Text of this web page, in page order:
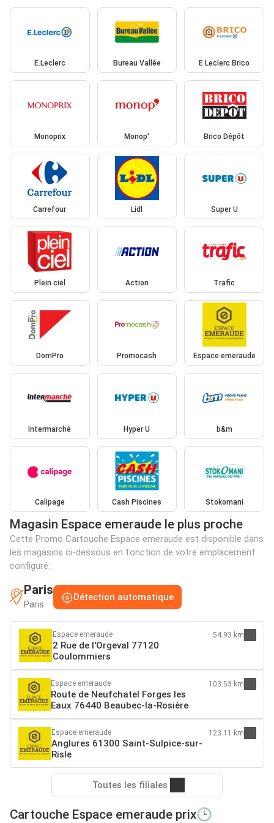
E.Leclerc Bureau Vallée E.Leclerc Brico
Monoprix Monop' Brico Dépôt
Carrefour Lidl Super U
Plein ciel Action Trafic
DomPro Promocash Espace emeraude
Intermarché Hyper U b&m
Calipage Cash Piscines Stokomani
Magasin Espace emeraude le plus proche
Cette Promo Cartouche Espace emeraude est disponible dans
les magasins ci-dessous en fonction de votre emplacement
configuré:
Paris
Paris
Détection automatique
Espace emeraude
2 Rue de l'Orgeval 77120
Coulommiers
54.93 km
Espace emeraude
Route de Neufchatel Forges les
Eaux 76440 Beaubec-la-Rosière
103.53 km
Espace emeraude
Anglures 61300 Saint-Sulpice-sur-
Risle
123.11 km
Toutes les filiales
Cartouche Espace emeraude prix🕒